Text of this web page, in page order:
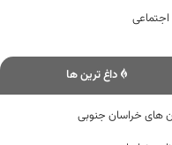
داغ ترین ها
های خراسان جنوبی